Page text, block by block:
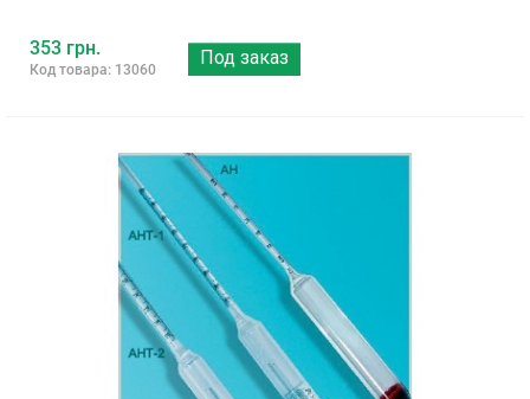
353 грн.
Код товара: 13060
Под заказ